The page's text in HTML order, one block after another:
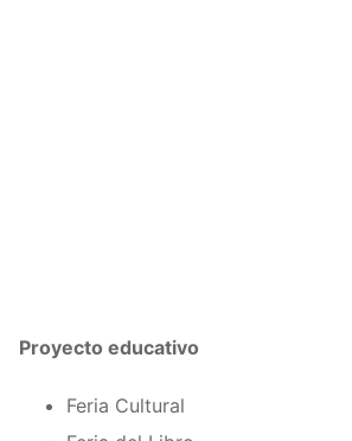
Proyecto educativo
Feria Cultural